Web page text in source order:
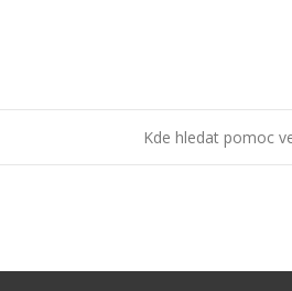
Kde hledat pomoc